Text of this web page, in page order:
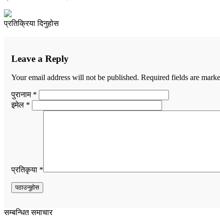
प्रतिक्रिया दिनुहोस
Leave a Reply
Your email address will not be published. Required fields are
पुरानाम *
इमेल *
प्रतिकृया *
सम्बन्धित समाचार